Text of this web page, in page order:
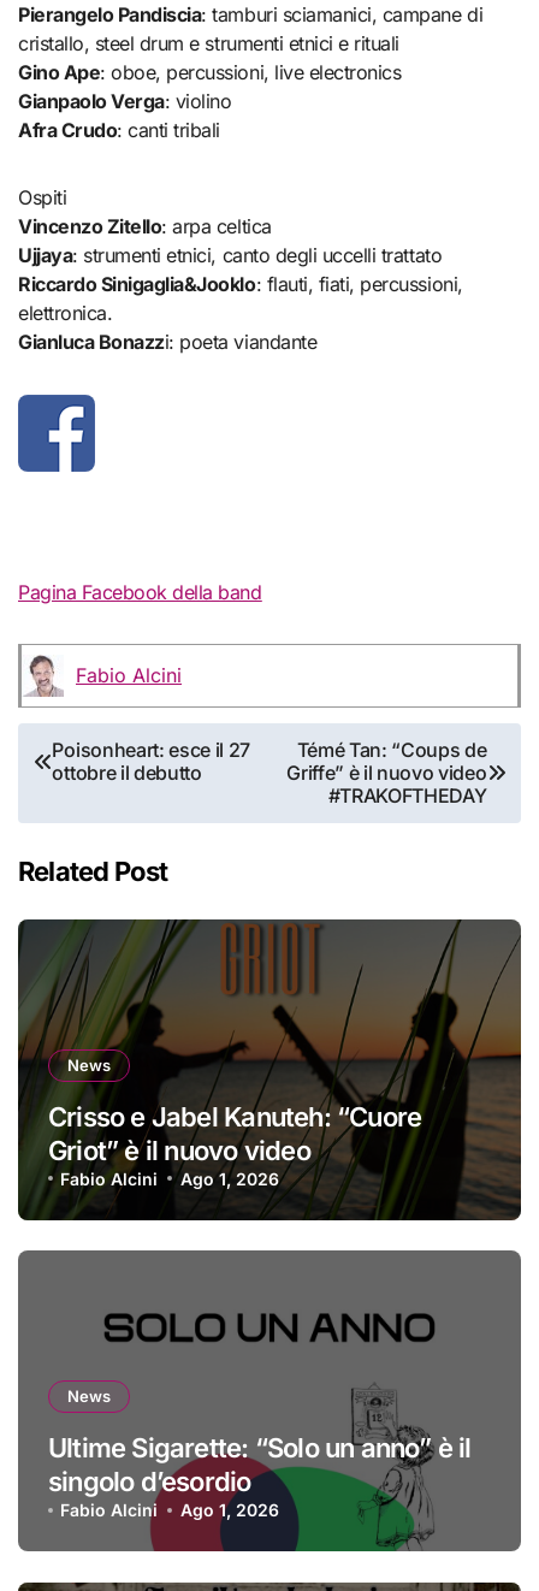
Pierangelo Pandiscia: tamburi sciamanici, campane di
cristallo, steel drum e strumenti etnici e rituali
Gino Ape: oboe, percussioni, live electronics
Gianpaolo Verga: violino
Afra Crudo: canti tribali
Ospiti
Vincenzo Zitello: arpa celtica
Ujjaya: strumenti etnici, canto degli uccelli trattato
Riccardo Sinigaglia&Jooklo: flauti, fiati, percussioni,
elettronica.
Gianluca Bonazzi: poeta viandante
Pagina Facebook della band
Fabio Alcini
Navigazione
articoli
Poisonheart: esce il 27
ottobre il debutto
Témé Tan: “Coups de
Griffe” è il nuovo video
#TRAKOFTHEDAY
Related Post
News
Crisso e Jabel Kanuteh: “Cuore
Griot” è il nuovo video
Fabio Alcini Ago 1, 2026
News
Ultime Sigarette: “Solo un anno” è il
singolo d’esordio
Fabio Alcini Ago 1, 2026